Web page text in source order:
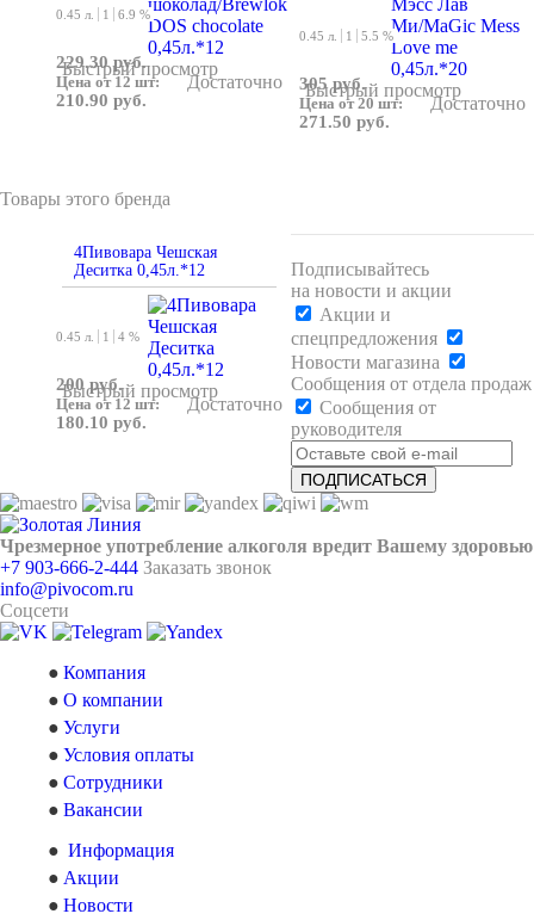
Быстрый просмотр
0.45 л. 1 6.9 %
229.30 руб.
Цена от 12 шт:
210.90 руб.
Достаточно Быстрый просмотр
0.45 л. 1 5.5 %
305 руб.
Цена от 20 шт:
271.50 руб.
Достаточно
Товары этого бренда
4Пивовара Чешская
Деситка 0,45л.*12
Быстрый просмотр
0.45 л. 1 4 %
200 руб.
Цена от 12 шт:
180.10 руб.
Достаточно
Подписывайтесь
на новости и акции
Акции и
спецпредложения
Новости магазина
Сообщения от отдела продаж
Сообщения от
руководителя
Чрезмерное употребление алкоголя вредит Вашему здоровью
+7 903-666-2-444 Заказать звонок
info@pivocom.ru
Соцсети
Компания
О компании
Услуги
Условия оплаты
Сотрудники
Вакансии
Информация
Акции
Новости